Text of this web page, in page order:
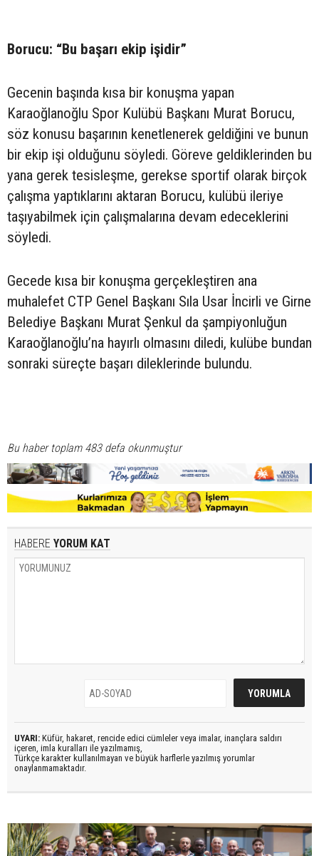
Borucu: “Bu başarı ekip işidir”
Gecenin başında kısa bir konuşma yapan
Karaoğlanoğlu Spor Kulübü Başkanı Murat Borucu,
söz konusu başarının kenetlenerek geldiğini ve bunun
bir ekip işi olduğunu söyledi. Göreve geldiklerinden bu
yana gerek tesisleşme, gerekse sportif olarak birçok
çalışma yaptıklarını aktaran Borucu, kulübü ileriye
taşıyabilmek için çalışmalarına devam edeceklerini
söyledi.
Gecede kısa bir konuşma gerçekleştiren ana
muhalefet CTP Genel Başkanı Sıla Usar İncirli ve Girne
Belediye Başkanı Murat Şenkul da şampiyonluğun
Karaoğlanoğlu’na hayırlı olmasını diledi, kulübe bundan
sonraki süreçte başarı dileklerinde bulundu.
Bu haber toplam 483 defa okunmuştur
HABERE YORUM KAT
UYARI: Küfür, hakaret, rencide edici cümleler veya imalar, inançlara saldırı
içeren, imla kuralları ile yazılmamış,
Türkçe karakter kullanılmayan ve büyük harflerle yazılmış yorumlar
onaylanmamaktadır.